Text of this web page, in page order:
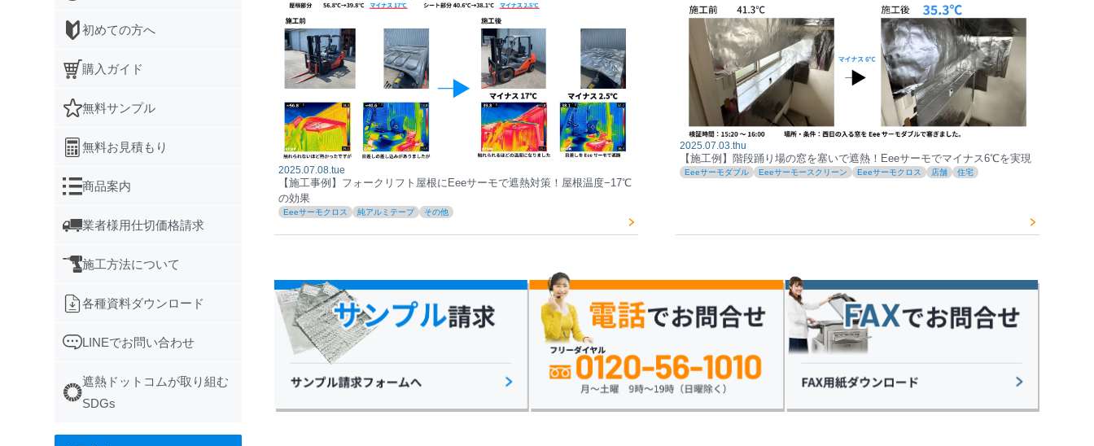
2025.07.08.tue
【施工事例】フォークリフト屋根にEeeサーモで遮熱対策！屋根温度−17℃
の効果
Eeeサーモクロス 純アルミテープ その他
2025.07.03.thu
【施工例】階段踊り場の窓を塞いで遮熱！Eeeサーモでマイナス6℃を実現
Eeeサーモダブル Eeeサーモースクリーン Eeeサーモクロス 店舗 住宅
初めての方へ
購入ガイド
無料サンプル
無料お見積もり
商品案内
業者様用仕切価格請求
施工方法について
各種資料ダウンロード
LINEでお問い合わせ
遮熱ドットコムが取り組む
SDGs